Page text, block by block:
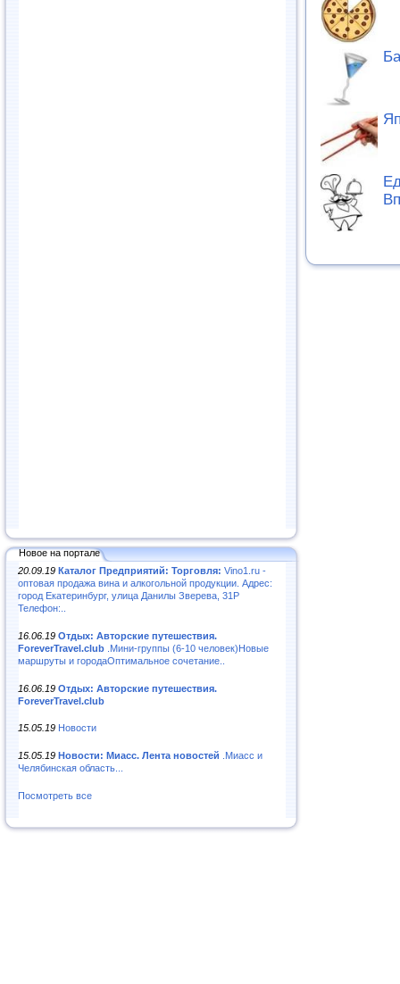
Новое на портале
20.09.19 Каталог Предприятий: Торговля: Vino1.ru -
оптовая продажа вина и алкогольной продукции. Адрес:
город Екатеринбург, улица Данилы Зверева, 31Р
Телефон:..
16.06.19 Отдых: Авторские путешествия.
ForeverTravel.club .Мини-группы (6-10 человек)Новые
маршруты и городаОптимальное сочетание..
16.06.19 Отдых: Авторские путешествия.
ForeverTravel.club
15.05.19 Новости
15.05.19 Новости: Миасс. Лента новостей .Миасс и
Челябинская область...
Посмотреть все